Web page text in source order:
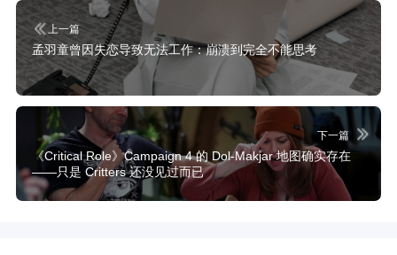
上一篇
孟羽童曾因失恋导致无法工作：崩溃到完全不能思考
下一篇
《Critical Role》Campaign 4 的 Dol-Makjar 地图确实存在
——只是 Critters 还没见过而已